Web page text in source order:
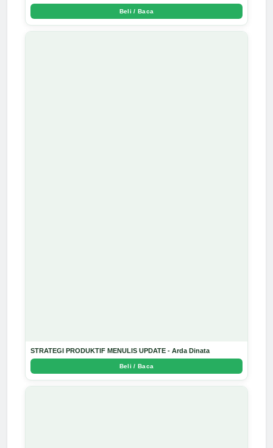
Beli / Baca
STRATEGI PRODUKTIF MENULIS UPDATE - Arda Dinata
Beli / Baca